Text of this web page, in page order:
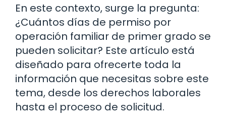
En este contexto, surge la pregunta:
¿Cuántos días de permiso por
operación familiar de primer grado se
pueden solicitar? Este artículo está
diseñado para ofrecerte toda la
información que necesitas sobre este
tema, desde los derechos laborales
hasta el proceso de solicitud.